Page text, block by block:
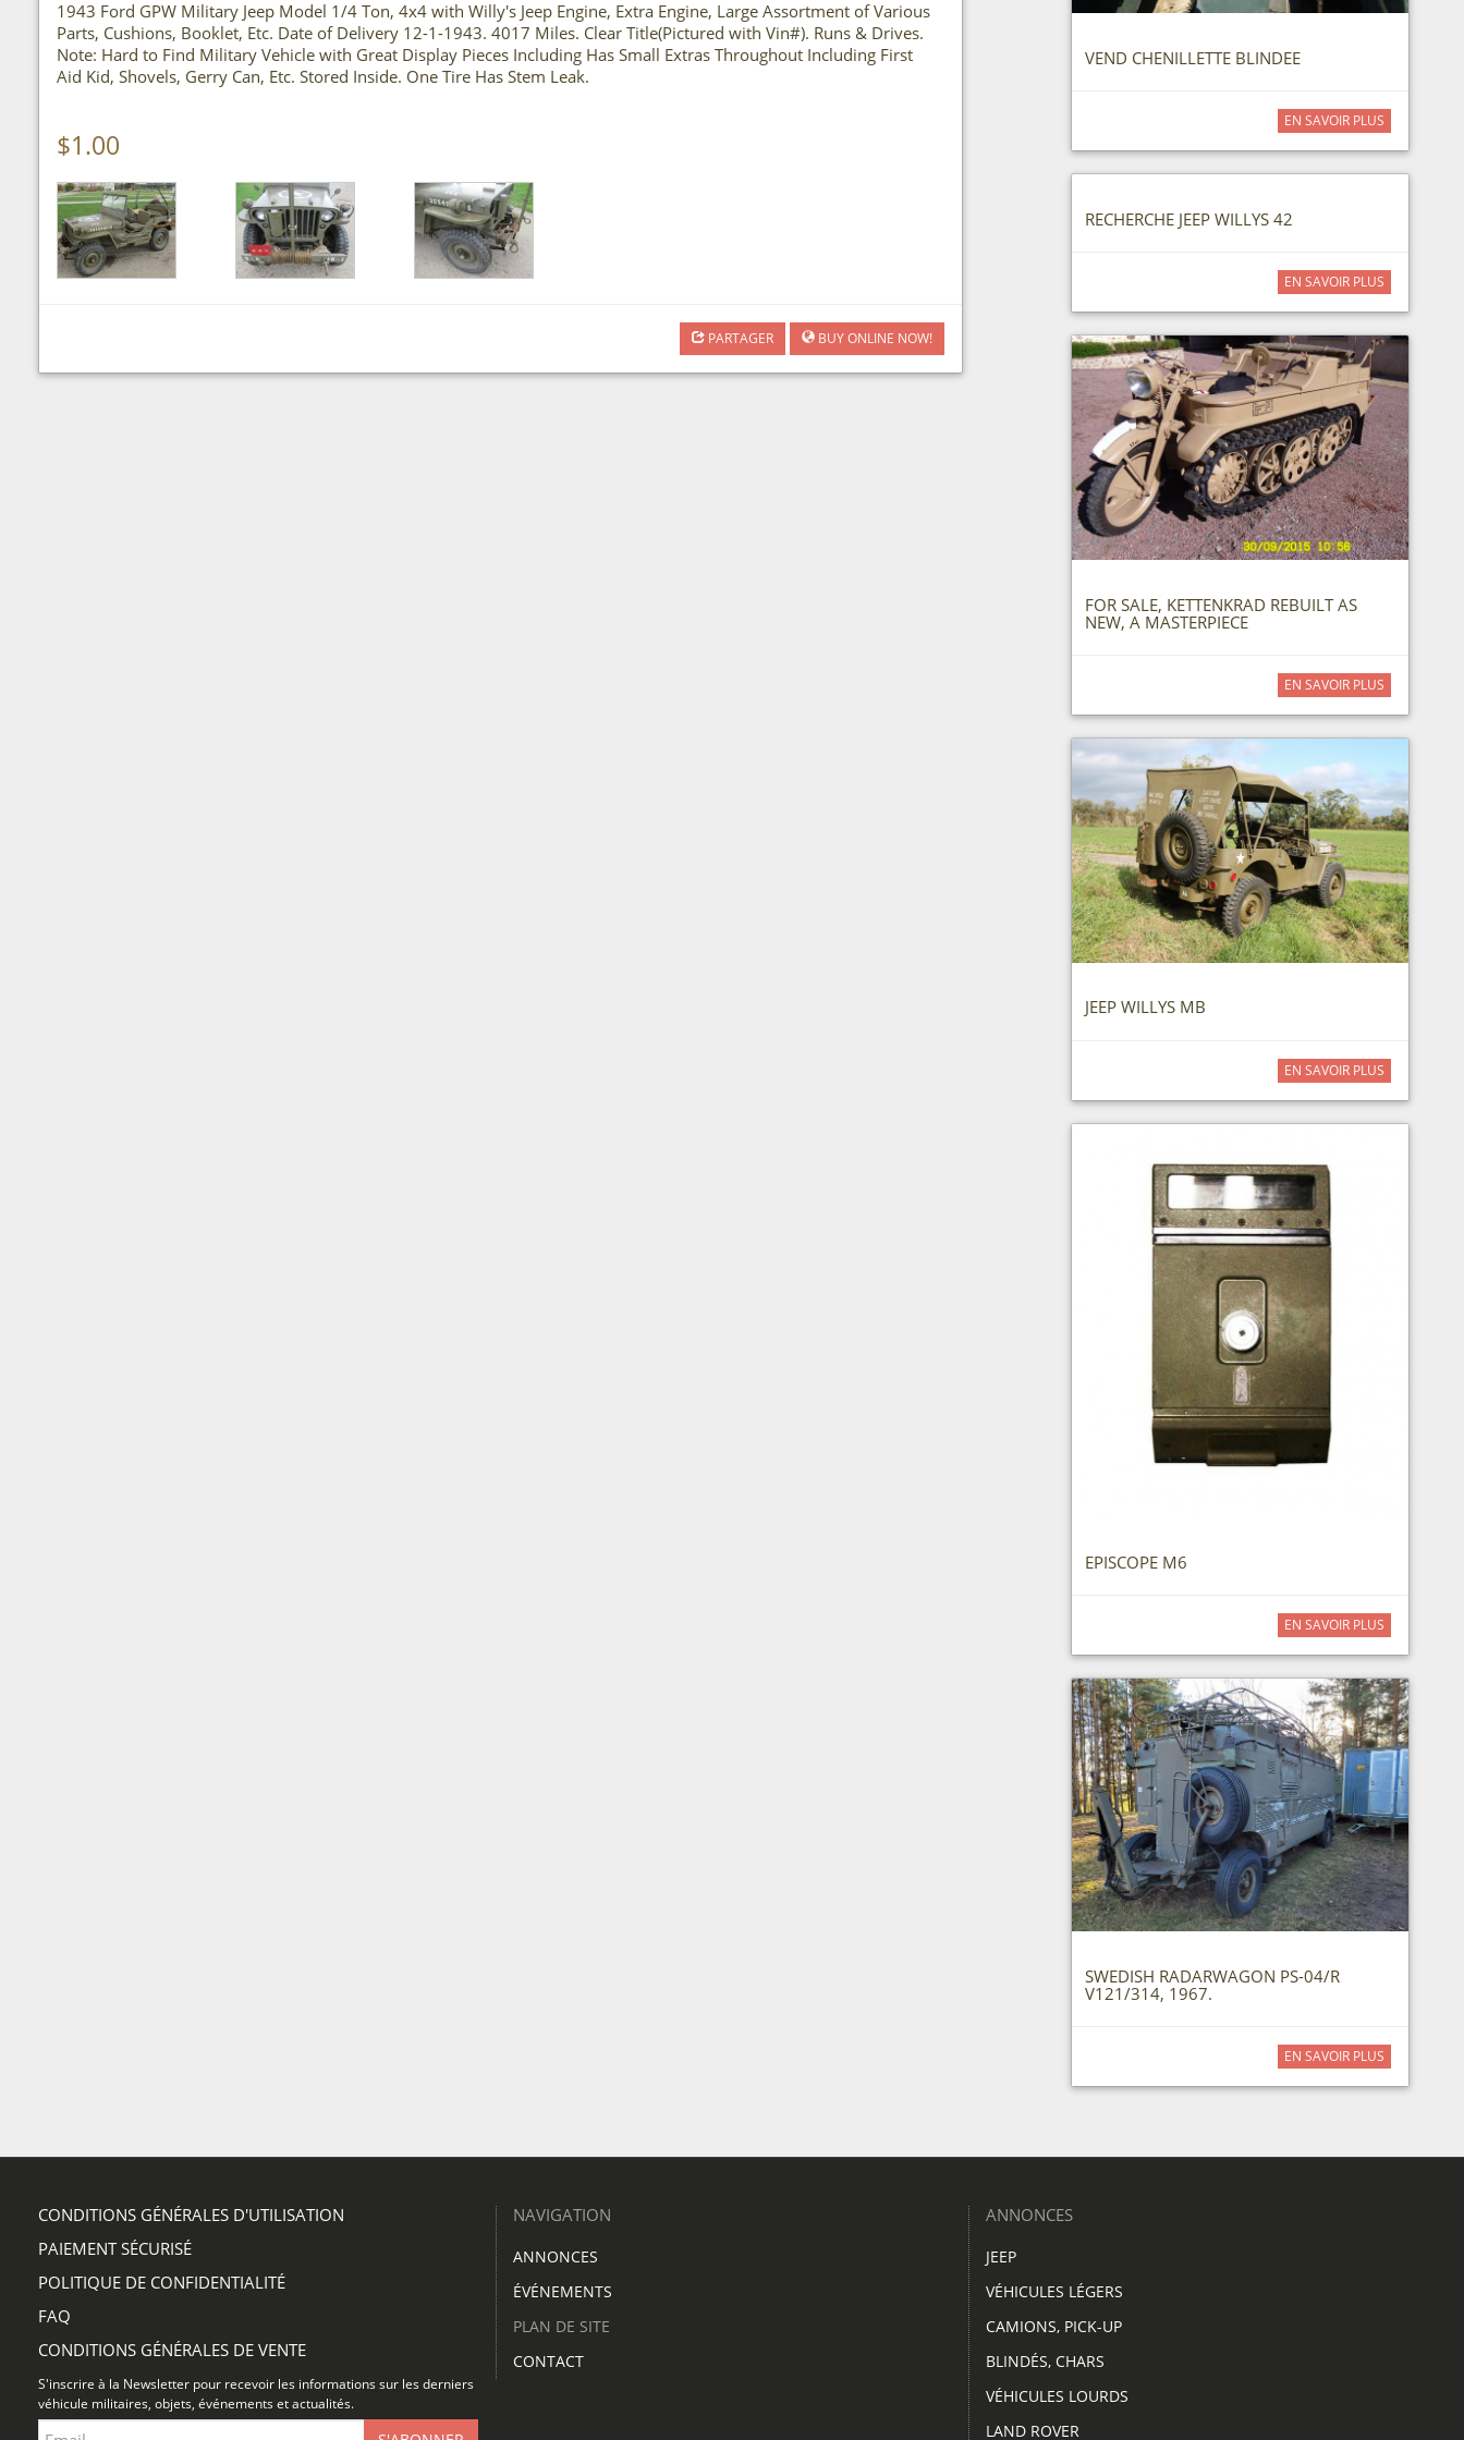
1943 Ford GPW Military Jeep Model 1/4 Ton, 4x4 with Willy's Jeep Engine, Extra Engine, Large Assortment of Various
Parts, Cushions, Booklet, Etc. Date of Delivery 12-1-1943. 4017 Miles. Clear Title(Pictured with Vin#). Runs & Drives.
Note: Hard to Find Military Vehicle with Great Display Pieces Including Has Small Extras Throughout Including First
Aid Kid, Shovels, Gerry Can, Etc. Stored Inside. One Tire Has Stem Leak.
$1.00
PARTAGER BUY ONLINE NOW!
VEND CHENILLETTE BLINDEE
EN SAVOIR PLUS
RECHERCHE JEEP WILLYS 42
EN SAVOIR PLUS
FOR SALE, KETTENKRAD REBUILT AS
NEW, A MASTERPIECE
EN SAVOIR PLUS
JEEP WILLYS MB
EN SAVOIR PLUS
EPISCOPE M6
EN SAVOIR PLUS
SWEDISH RADARWAGON PS-04/R
V121/314, 1967.
EN SAVOIR PLUS
CONDITIONS GÉNÉRALES D'UTILISATION
PAIEMENT SÉCURISÉ
POLITIQUE DE CONFIDENTIALITÉ
FAQ
CONDITIONS GÉNÉRALES DE VENTE
S'inscrire à la Newsletter pour recevoir les informations sur les derniers
véhicule militaires, objets, événements et actualités.
NAVIGATION
ANNONCES
ÉVÉNEMENTS
PLAN DE SITE
CONTACT
ANNONCES
JEEP
VÉHICULES LÉGERS
CAMIONS, PICK-UP
BLINDÉS, CHARS
VÉHICULES LOURDS
LAND ROVER